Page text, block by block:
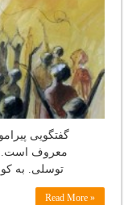
گفتگویی
معروف است.
توسلی. به
Read More »